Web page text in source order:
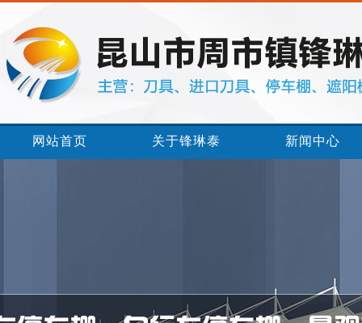
网站首页 关于锋琳泰 新闻中心